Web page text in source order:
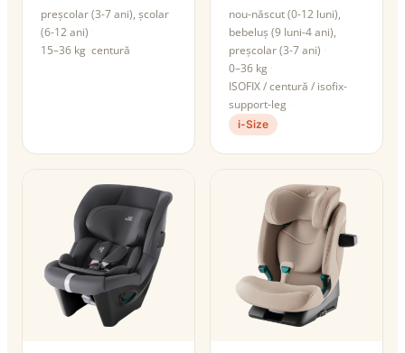
preșcolar (3-7 ani), școlar
(6-12 ani)
15–36 kg centură
nou-născut (0-12 luni),
bebeluș (9 luni-4 ani),
preșcolar (3-7 ani)
0–36 kg
ISOFIX / centură / isofix-
support-leg
i-Size